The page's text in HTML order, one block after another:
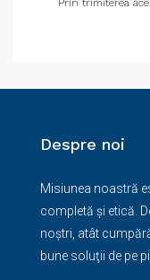
Prin trimiterea
Despre noi
Misiunea noastră
completă şi etică.
noştri, atât
bune soluţii de pe